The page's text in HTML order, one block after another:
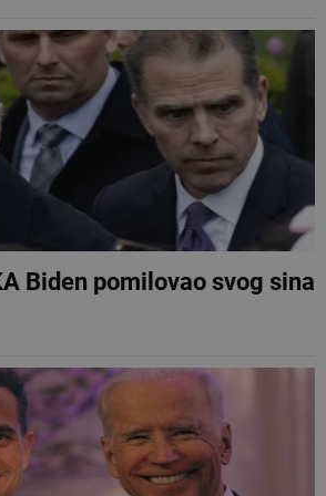
Biden pomilovao svog sina